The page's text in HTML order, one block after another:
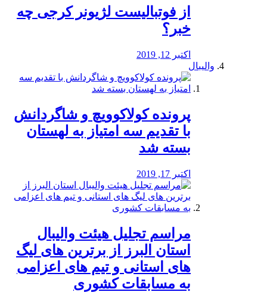
از فوتبالیست لژیونر کرجی چه
خبر؟
اکتبر 12, 2019
والیبال
پرونده کولاکوویچ و شاگردانش
با تقدیم سه امتیاز به لهستان
بسته شد
اکتبر 17, 2019
مراسم تجلیل هیئت والیبال
استان البرز از برترین های لیگ
های استانی و تیم های اعزامی
به مسابقات کشوری